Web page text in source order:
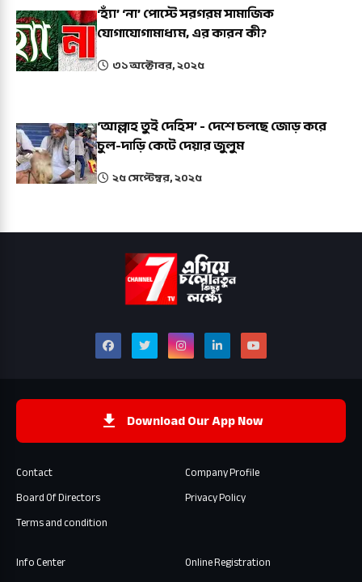
‘হ্যাঁ’ ‘না’ পোস্টে সরগরম সামাজিক
যোগাযোগামাধ্যম, এর কারন কী?
৩১ অক্টোবর, ২০২৫
‘আল্লাহ তুই দেহিস’ - দেশে চলছে জোড় করে
চুল-দাড়ি কেটে দেয়ার জুলুম
২৫ সেপ্টেম্বর, ২০২৫
Download Our App Now
Contact
Company Profile
Board Of Directors
Privacy Policy
Terms and condition
Info Center
Online Registration